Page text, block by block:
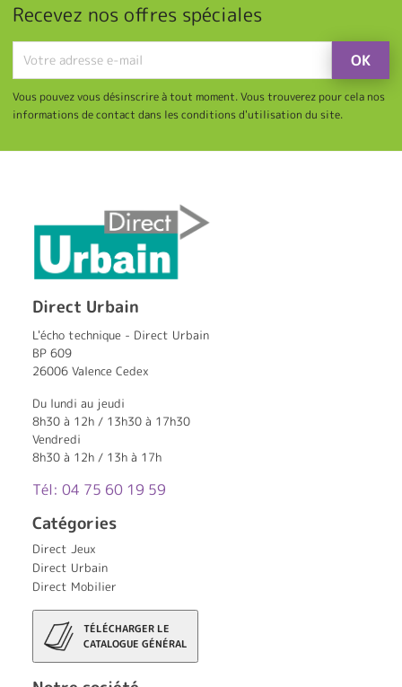
Recevez nos offres spéciales
Vous pouvez vous désinscrire à tout moment. Vous trouverez pour cela nos
informations de contact dans les conditions d'utilisation du site.
Direct Urbain
L'écho technique - Direct Urbain
BP 609
26006 Valence Cedex
Du lundi au jeudi
8h30 à 12h / 13h30 à 17h30
Vendredi
8h30 à 12h / 13h à 17h
Tél: 04 75 60 19 59
Catégories
Direct Jeux
Direct Urbain
Direct Mobilier
TÉLÉCHARGER LE
CATALOGUE GÉNÉRAL